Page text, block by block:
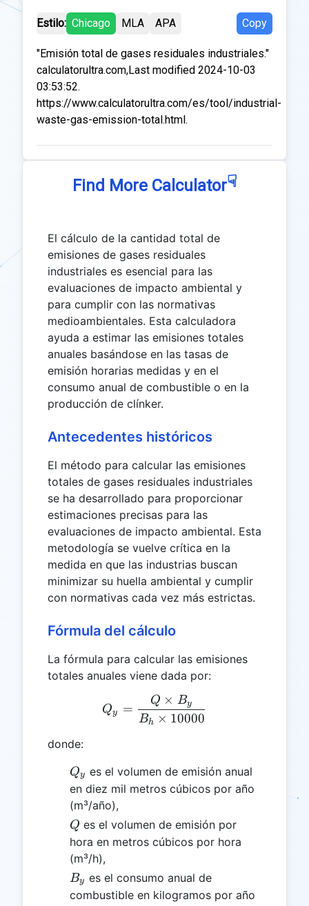
Estilo: Chicago MLA APA Copy
"Emisión total de gases residuales industriales."
calculatorultra.com,Last modified 2024-10-03
03:53:52.
https://www.calculatorultra.com/es/tool/industrial-
waste-gas-emission-total.html.
Find More Calculator☟
El cálculo de la cantidad total de
emisiones de gases residuales
industriales es esencial para las
evaluaciones de impacto ambiental y
para cumplir con las normativas
medioambientales. Esta calculadora
ayuda a estimar las emisiones totales
anuales basándose en las tasas de
emisión horarias medidas y en el
consumo anual de combustible o en la
producción de clínker.
Antecedentes históricos
El método para calcular las emisiones
totales de gases residuales industriales
se ha desarrollado para proporcionar
estimaciones precisas para las
evaluaciones de impacto ambiental. Esta
metodología se vuelve crítica en la
medida en que las industrias buscan
minimizar su huella ambiental y cumplir
con normativas cada vez más estrictas.
Fórmula del cálculo
La fórmula para calcular las emisiones
totales anuales viene dada por:
Q_y = \frac{Q \times
Qy =
Bh × 10000
Q × By
donde:
Q_y
Qy es el volumen de emisión anual
en diez mil metros cúbicos por año
(m³/año),
Q
Q es el volumen de emisión por
hora en metros cúbicos por hora
(m³/h),
B_y
By es el consumo anual de
combustible en kilogramos por año